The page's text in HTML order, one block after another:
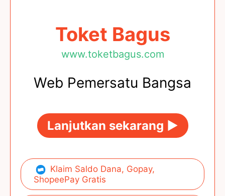
Toket Bagus
www.toketbagus.com
Web Pemersatu Bangsa
Lanjutkan sekarang ►
Klaim Saldo Dana, Gopay,
ShopeePay Gratis